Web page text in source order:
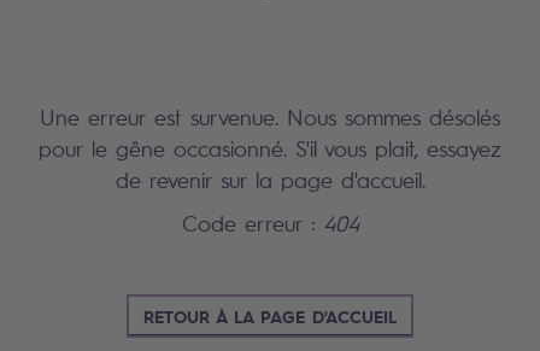
Une erreur est survenue. Nous sommes désolés
pour le gêne occasionné. S'il vous plait, essayez
de revenir sur la page d'accueil.
Code erreur : 404
RETOUR À LA PAGE D'ACCUEIL